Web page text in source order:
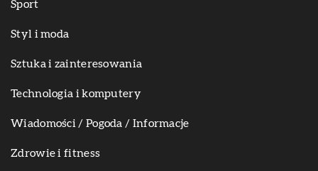
Sport
Styl i moda
Sztuka i zainteresowania
Technologia i komputery
Wiadomości / Pogoda / Informacje
Zdrowie i fitness